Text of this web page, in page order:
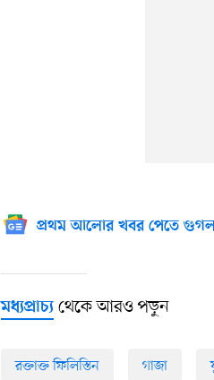
প্রথম আলোর খবর পেতে
মধ্যপ্রাচ্য থেকে আরও পড়ুন
রক্তাক্ত ফিলিস্তিন গাজা